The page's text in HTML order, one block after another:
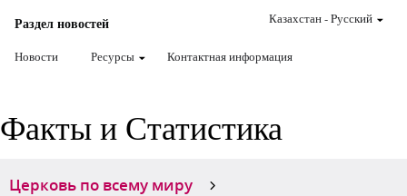
Раздел новостей
Новости Ресурсы Контактная информация
Казахстан-Pусский
Факты и Статистика
Церковь по всему миру